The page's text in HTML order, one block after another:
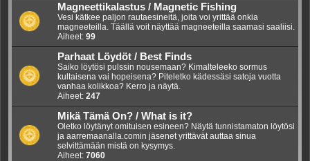
Magneettikalastus / Magnetic Fishing
Vesi kätkee paljon rautaesineitä, joita voi yrittää onkia
magneeteilla. Täällä voit näyttää magneeteilla saamasi saaliisi.
Aiheet: 99
Parhaat Löydöt / Best Finds
Saiko löytösi pulssin nousemaan? Kimalteleeko sormus
kultaisena vai hopeisena? Piteletko kädessäsi satoja vuotta
vanhaa kolikkoa? Kerro ja näytä.
Aiheet: 247
Mikä Tämä On? / What is it?
Oletko löytänyt omituisen esineen? Näytä tunnistamaton löytösi
ja aarremaanalla.comin jäsenet yrittävät auttaa sinua
selvittämään mistä on kysymys.
Aiheet: 7060